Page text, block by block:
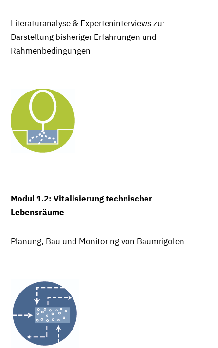
Literaturanalyse & Experteninterviews zur
Darstellung bisheriger Erfahrungen und
Rahmenbedingungen
Modul 1.2: Vitalisierung technischer
Lebensräume
Planung, Bau und Monitoring von Baumrigolen